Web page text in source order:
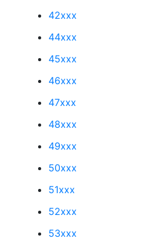
42xxx
44xxx
45xxx
46xxx
47xxx
48xxx
49xxx
50xxx
51xxx
52xxx
53xxx